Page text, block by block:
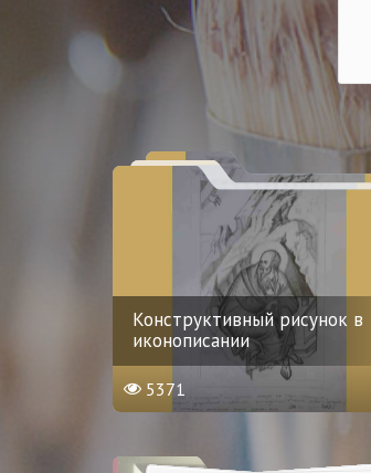
Конструктивный рисунок в
иконописании
5371